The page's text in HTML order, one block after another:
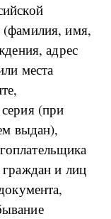
имя,
адрес
места
(при
выдан),
и лиц